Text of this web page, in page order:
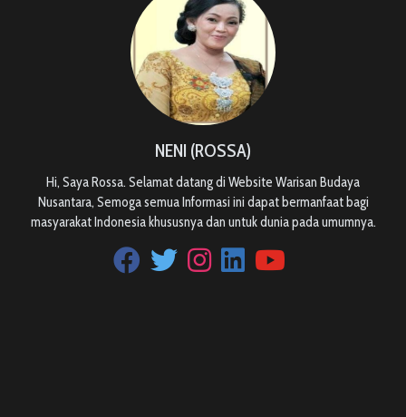
NENI (ROSSA)
Hi, Saya Rossa. Selamat datang di Website Warisan Budaya
Nusantara, Semoga semua Informasi ini dapat bermanfaat bagi
masyarakat Indonesia khususnya dan untuk dunia pada umumnya.